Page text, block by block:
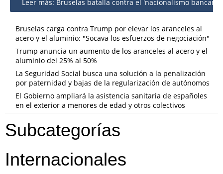
Leer más: Bruselas batalla contra el 'nacionalismo
Bruselas carga contra Trump por elevar los aranceles al
acero y el aluminio: "Socava los esfuerzos de negociación"
Trump anuncia un aumento de los aranceles al acero y el
aluminio del 25% al 50%
La Seguridad Social busca una solución a la penalización
por paternidad y bajas de la regularización de autónomos
El Gobierno ampliará la asistencia sanitaria de españoles
en el exterior a menores de edad y otros colectivos
Subcategorías
Internacionales